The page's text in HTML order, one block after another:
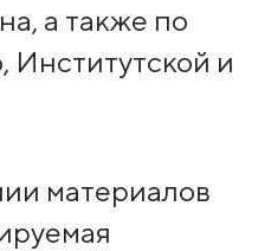
а также по
Институтской и
материалов